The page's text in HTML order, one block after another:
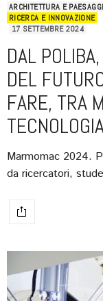
ARCHITETTURA E
RICERCA E INNOVAZIONE
17 SETTEMBRE 2024
DAL
DEL
FARE, TRA
Marmomac 2024.
da ricercatori,